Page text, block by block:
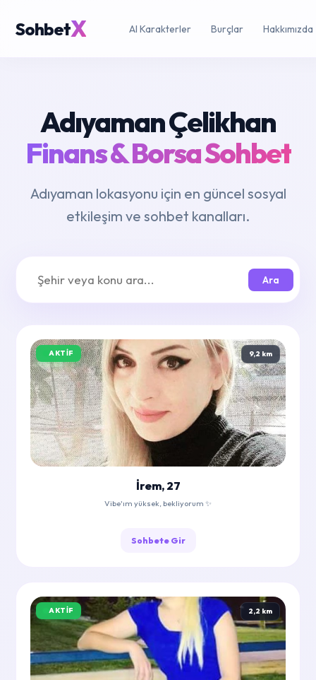
SohbetX AI Karakterler Burçlar Hakkımızda
Adıyaman Çelikhan
Finans & Borsa Sohbet
Adıyaman lokasyonu için en güncel sosyal
etkileşim ve sohbet kanalları.
Ara
AKTIF 9,2 km
İrem, 27
Vibe'ım yüksek, bekliyorum ✨
Sohbete Gir
AKTIF 2,2 km